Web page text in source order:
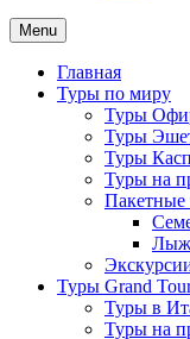
Menu
Главная
Туры по миру
Туры
Туры
Туры
Туры на
Пакетные
Туры Grand
Туры в
Туры на